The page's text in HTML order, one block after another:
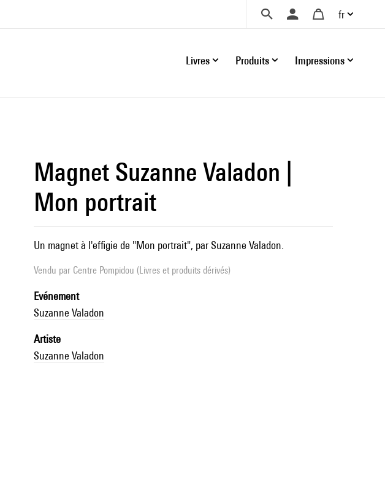
fr
Livres Produits Impressions
Magnet Suzanne Valadon |
Mon portrait
Un magnet à l'effigie de "Mon portrait", par Suzanne Valadon.
Vendu par Centre Pompidou (Livres et produits dérivés)
Evénement
Suzanne Valadon
Artiste
Suzanne Valadon